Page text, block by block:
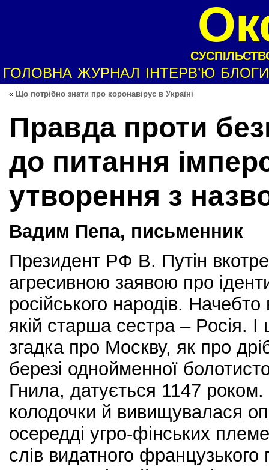
ГОЛОВНА ЖУРНАЛ ІНТЕРВ’Ю БЛОГИ
« Що потрібно знати про коронавірус в Україні
Правда проти
до питання
утворення з
Вадим Пепа,
Президент РФ В. Путін
агресивною заявою про
російського народів.
якій старша сестра – Росія.
згадка про Москву, як про
березі однойменної
Гнила, датується 1147
колодочки й вивищувалася
осередді угро-фінських
слів видатного